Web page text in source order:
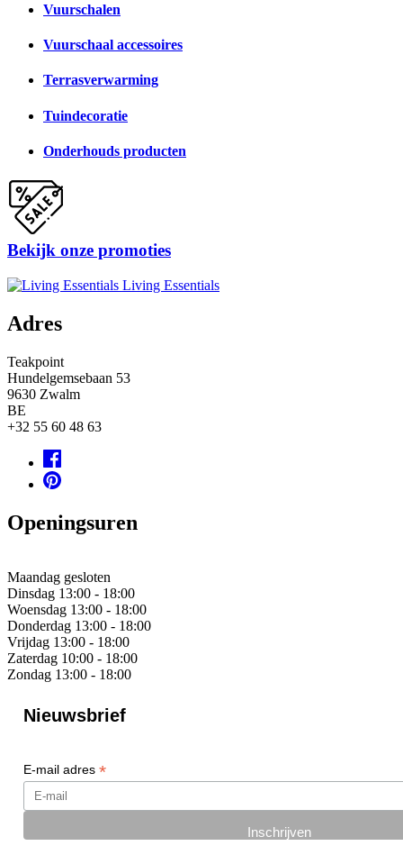
Vuurschalen
Vuurschaal accessoires
Terrasverwarming
Tuindecoratie
Onderhouds producten
Bekijk onze promoties
Living Essentials
Adres
Teakpoint
Hundelgemsebaan 53
9630 Zwalm
BE
+32 55 60 48 63
Openingsuren
Maandag gesloten
Dinsdag 13:00 - 18:00
Woensdag 13:00 - 18:00
Donderdag 13:00 - 18:00
Vrijdag 13:00 - 18:00
Zaterdag 10:00 - 18:00
Zondag 13:00 - 18:00
Nieuwsbrief
E-mail adres *